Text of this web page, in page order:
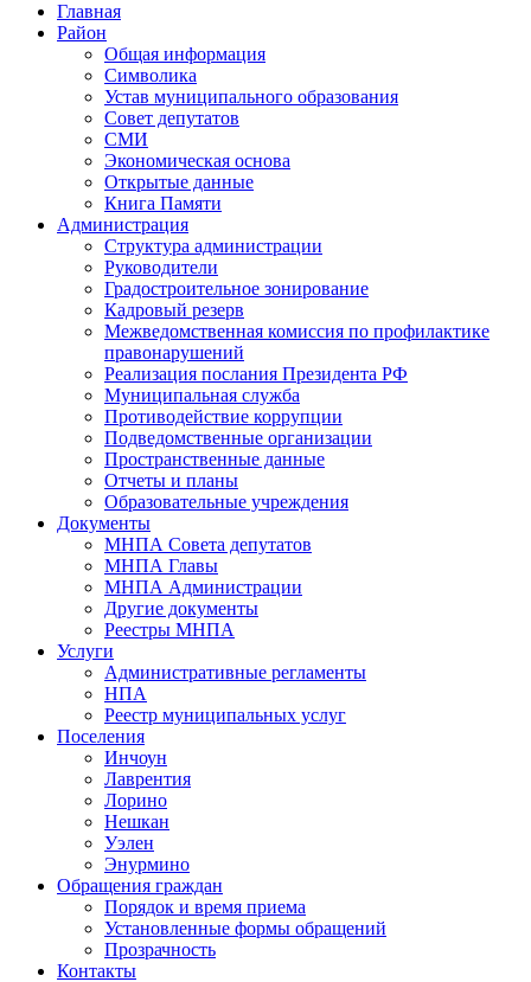
Главная
Район
Общая информация
Символика
Устав муниципального образования
Совет депутатов
СМИ
Экономическая основа
Открытые данные
Книга Памяти
Администрация
Структура администрации
Руководители
Градостроительное зонирование
Кадровый резерв
Межведомственная комиссия по профилактике
правонарушений
Реализация послания Президента РФ
Муниципальная служба
Противодействие коррупции
Подведомственные организации
Пространственные данные
Отчеты и планы
Образовательные учреждения
Документы
МНПА Совета депутатов
МНПА Главы
МНПА Администрации
Другие документы
Реестры МНПА
Услуги
Административные регламенты
НПА
Реестр муниципальных услуг
Поселения
Инчоун
Лаврентия
Лорино
Нешкан
Уэлен
Энурмино
Обращения граждан
Порядок и время приема
Установленные формы обращений
Прозрачность
Контакты